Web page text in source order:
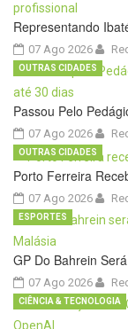
Representando
07 Ago 2026
Passou Pelo
07 Ago 2026
OUTRAS CIDADES
Porto Ferreira
07 Ago 2026
OUTRAS CIDADES
GP Do Bahrein
07 Ago 2026
ESPORTES
CIÊNCIA & TECNOLOGIA